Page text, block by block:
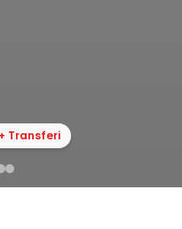
Transferi